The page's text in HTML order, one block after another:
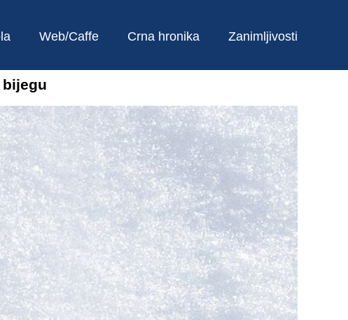
Web/Caffe Crna hronika Zanimljivosti